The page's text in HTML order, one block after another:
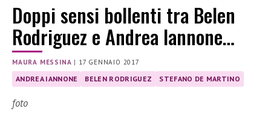
Doppi sensi bollenti tra Belen
Rodriguez e Andrea Iannone…
MAURA MESSINA | 17 GENNAIO 2017
ANDREA IANNONE BELEN RODRIGUEZ STEFANO DE MARTINO
foto